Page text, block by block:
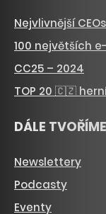
Nejvlivnější
100 největších
CC25 – 2024
TOP 20 🇨🇿
DÁLE TVOŘÍME
Newslettery
Podcasty
Eventy